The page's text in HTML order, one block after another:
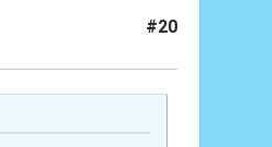
#20